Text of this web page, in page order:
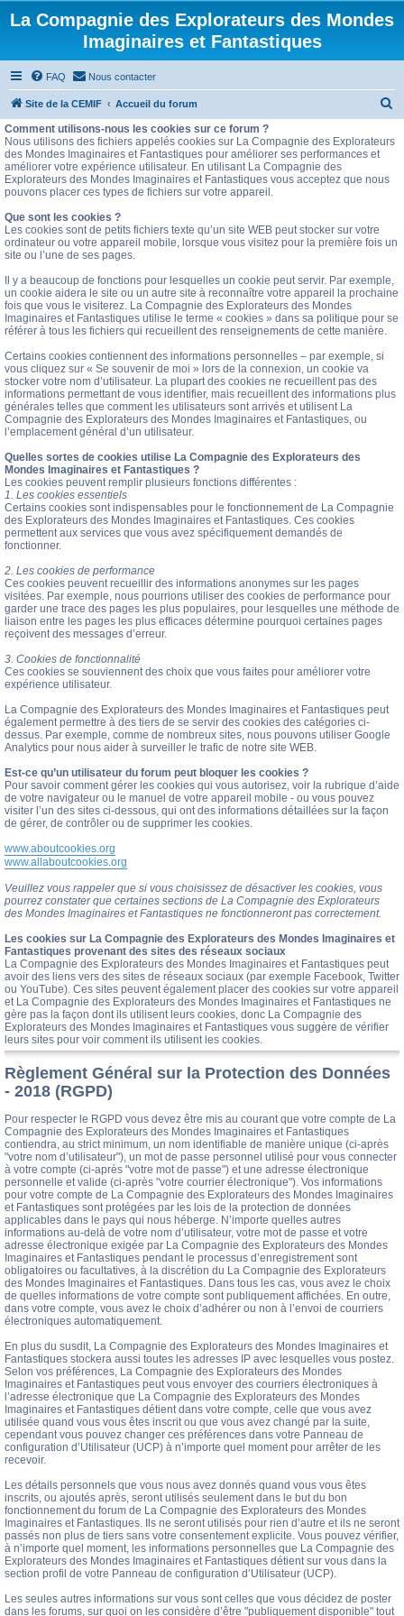
La Compagnie des Explorateurs des Mondes
Imaginaires et Fantastiques
FAQ Nous contacter
Site de la CEMIF Accueil du forum
c
r
Comment utilisons-nous les cookies sur ce forum ?
Nous utilisons des fichiers appelés cookies sur La Compagnie des Explorateurs
des Mondes Imaginaires et Fantastiques pour améliorer ses performances et
améliorer votre expérience utilisateur. En utilisant La Compagnie des
Explorateurs des Mondes Imaginaires et Fantastiques vous acceptez que nous
pouvons placer ces types de fichiers sur votre appareil.
Que sont les cookies ?
Les cookies sont de petits fichiers texte qu’un site WEB peut stocker sur votre
ordinateur ou votre appareil mobile, lorsque vous visitez pour la première fois un
site ou l’une de ses pages.
Il y a beaucoup de fonctions pour lesquelles un cookie peut servir. Par exemple,
un cookie aidera le site ou un autre site à reconnaître votre appareil la prochaine
fois que vous le visiterez. La Compagnie des Explorateurs des Mondes
Imaginaires et Fantastiques utilise le terme « cookies » dans sa politique pour se
référer à tous les fichiers qui recueillent des renseignements de cette manière.
Certains cookies contiennent des informations personnelles – par exemple, si
vous cliquez sur « Se souvenir de moi » lors de la connexion, un cookie va
stocker votre nom d’utilisateur. La plupart des cookies ne recueillent pas des
informations permettant de vous identifier, mais recueillent des informations plus
générales telles que comment les utilisateurs sont arrivés et utilisent La
Compagnie des Explorateurs des Mondes Imaginaires et Fantastiques, ou
l’emplacement général d’un utilisateur.
Quelles sortes de cookies utilise La Compagnie des Explorateurs des
Mondes Imaginaires et Fantastiques ?
Les cookies peuvent remplir plusieurs fonctions différentes :
1. Les cookies essentiels
Certains cookies sont indispensables pour le fonctionnement de La Compagnie
des Explorateurs des Mondes Imaginaires et Fantastiques. Ces cookies
permettent aux services que vous avez spécifiquement demandés de
fonctionner.
2. Les cookies de performance
Ces cookies peuvent recueillir des informations anonymes sur les pages
visitées. Par exemple, nous pourrions utiliser des cookies de performance pour
garder une trace des pages les plus populaires, pour lesquelles une méthode de
liaison entre les pages les plus efficaces détermine pourquoi certaines pages
reçoivent des messages d’erreur.
3. Cookies de fonctionnalité
Ces cookies se souviennent des choix que vous faites pour améliorer votre
expérience utilisateur.
La Compagnie des Explorateurs des Mondes Imaginaires et Fantastiques peut
également permettre à des tiers de se servir des cookies des catégories ci-
dessus. Par exemple, comme de nombreux sites, nous pouvons utiliser Google
Analytics pour nous aider à surveiller le trafic de notre site WEB.
Est-ce qu’un utilisateur du forum peut bloquer les cookies ?
Pour savoir comment gérer les cookies qui vous autorisez, voir la rubrique d’aide
de votre navigateur ou le manuel de votre appareil mobile - ou vous pouvez
visiter l’un des sites ci-dessous, qui ont des informations détaillées sur la façon
de gérer, de contrôler ou de supprimer les cookies.
www.aboutcookies.org
www.allaboutcookies.org
Veuillez vous rappeler que si vous choisissez de désactiver les cookies, vous
pourrez constater que certaines sections de La Compagnie des Explorateurs
des Mondes Imaginaires et Fantastiques ne fonctionneront pas correctement.
Les cookies sur La Compagnie des Explorateurs des Mondes Imaginaires et
Fantastiques provenant des sites des réseaux sociaux
La Compagnie des Explorateurs des Mondes Imaginaires et Fantastiques peut
avoir des liens vers des sites de réseaux sociaux (par exemple Facebook, Twitter
ou YouTube). Ces sites peuvent également placer des cookies sur votre appareil
et La Compagnie des Explorateurs des Mondes Imaginaires et Fantastiques ne
gère pas la façon dont ils utilisent leurs cookies, donc La Compagnie des
Explorateurs des Mondes Imaginaires et Fantastiques vous suggère de vérifier
leurs sites pour voir comment ils utilisent les cookies.
Règlement Général sur la Protection des Données
- 2018 (RGPD)
Pour respecter le RGPD vous devez être mis au courant que votre compte de La
Compagnie des Explorateurs des Mondes Imaginaires et Fantastiques
contiendra, au strict minimum, un nom identifiable de manière unique (ci-après
"votre nom d’utilisateur"), un mot de passe personnel utilisé pour vous connecter
à votre compte (ci-après "votre mot de passe") et une adresse électronique
personnelle et valide (ci-après "votre courrier électronique"). Vos informations
pour votre compte de La Compagnie des Explorateurs des Mondes Imaginaires
et Fantastiques sont protégées par les lois de la protection de données
applicables dans le pays qui nous héberge. N’importe quelles autres
informations au-delà de votre nom d’utilisateur, votre mot de passe et votre
adresse électronique exigée par La Compagnie des Explorateurs des Mondes
Imaginaires et Fantastiques pendant le processus d’enregistrement sont
obligatoires ou facultatives, à la discrétion du La Compagnie des Explorateurs
des Mondes Imaginaires et Fantastiques. Dans tous les cas, vous avez le choix
de quelles informations de votre compte sont publiquement affichées. En outre,
dans votre compte, vous avez le choix d’adhérer ou non à l’envoi de courriers
électroniques automatiquement.
En plus du susdit, La Compagnie des Explorateurs des Mondes Imaginaires et
Fantastiques stockera aussi toutes les adresses IP avec lesquelles vous postez.
Selon vos préférences, La Compagnie des Explorateurs des Mondes
Imaginaires et Fantastiques peut vous envoyer des courriers électroniques à
l’adresse électronique que La Compagnie des Explorateurs des Mondes
Imaginaires et Fantastiques détient dans votre compte, celle que vous avez
utilisée quand vous vous êtes inscrit ou que vous avez changé par la suite,
cependant vous pouvez changer ces préférences dans votre Panneau de
configuration d’Utilisateur (UCP) à n’importe quel moment pour arrêter de les
recevoir.
Les détails personnels que vous nous avez donnés quand vous vous êtes
inscrits, ou ajoutés après, seront utilisés seulement dans le but du bon
fonctionnement du forum de La Compagnie des Explorateurs des Mondes
Imaginaires et Fantastiques. Ils ne seront utilisés pour rien d’autre et ils ne seront
passés non plus de tiers sans votre consentement explicite. Vous pouvez vérifier,
à n’importe quel moment, les informations personnelles que La Compagnie des
Explorateurs des Mondes Imaginaires et Fantastiques détient sur vous dans la
section profil de votre Panneau de configuration d’Utilisateur (UCP).
Les seules autres informations sur vous sont celles que vous décidez de poster
dans les forums, sur quoi on les considère d’être "publiquement disponible" tout